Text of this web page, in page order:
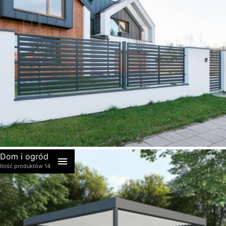
akcesoria
Dom i ogród
Ilość produktów 14